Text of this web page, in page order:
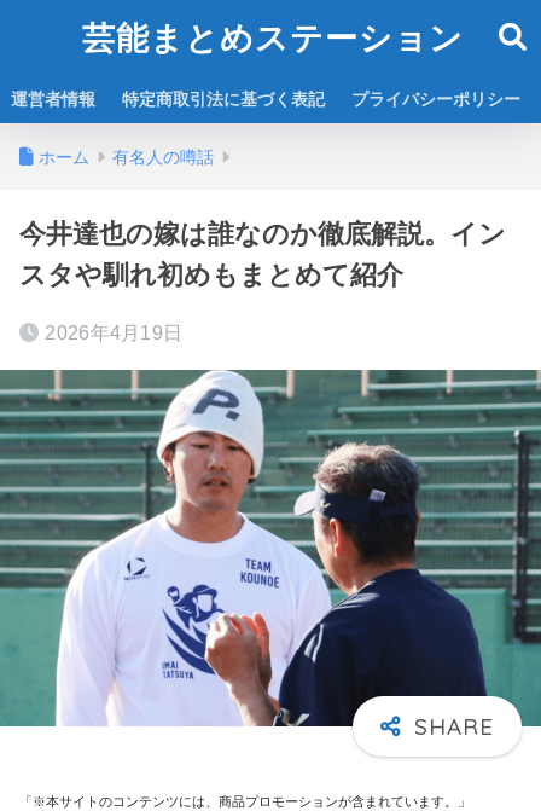
芸能まとめステーション
運営者情報 特定商取引法に基づく表記 プライバシーポリシー
ホーム 有名人の噂話
今井達也の嫁は誰なのか徹底解説。イン
スタや馴れ初めもまとめて紹介
2026年4月19日
「※本サイトのコンテンツには、商品プロモーションが含まれています。」